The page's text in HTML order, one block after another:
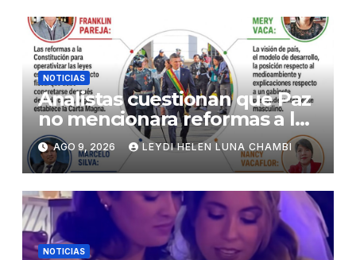
NOTICIAS
Analistas cuestionan que Paz
no mencionara reformas a la
Constitución
AGO 9, 2026 LEYDI HELEN LUNA CHAMBI
NOTICIAS